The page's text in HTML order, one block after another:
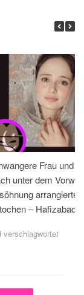
Frau und
unter dem
– Hafizabad,
verschlagwortet